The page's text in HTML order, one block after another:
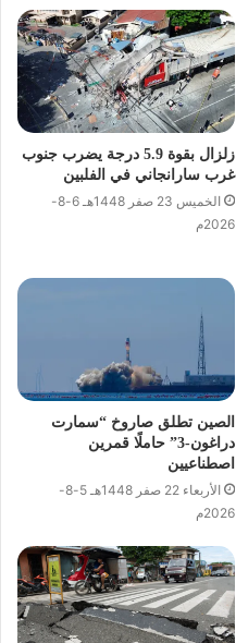
زلزال بقوة 5.9 درجة يضرب جنوب
غرب سارانجاني في الفلبين
الخميس 23 صفر 1448هـ 6-8-
2026م
الصين تطلق صاروخ “سمارت
دراغون-3” حاملًا قمرين
اصطناعيين
الأربعاء 22 صفر 1448هـ 5-8-
2026م